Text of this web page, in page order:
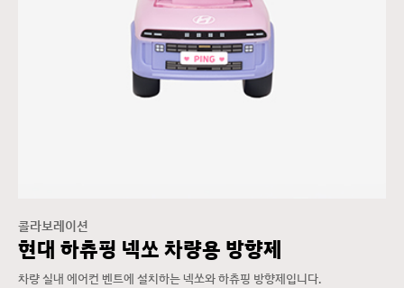
콜라보레이션
현대 하츄핑 넥쏘 차량용 방향제
차량 실내 에어컨 벤트에 설치하는 넥쏘와 하츄핑 방향제입니다.